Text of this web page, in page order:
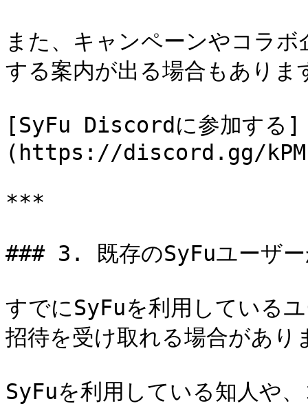
また、キャンペーンやコラ
する案内が出る場合もありま
[SyFu Discordに参加する]
(https://discord.gg/
***
### 3. 既存のSyFuユーザー
すでにSyFuを利用してい
招待を受け取れる場合があり
SyFuを利用している知人や